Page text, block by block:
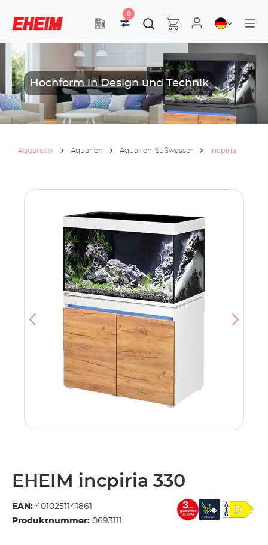
0
Hochform in Design und Technik
Aquaristik Aquarien Aquarien-Süßwasser incpiria
EHEIM incpiria 330
EAN: 4010251141861
Produktnummer: 0693111